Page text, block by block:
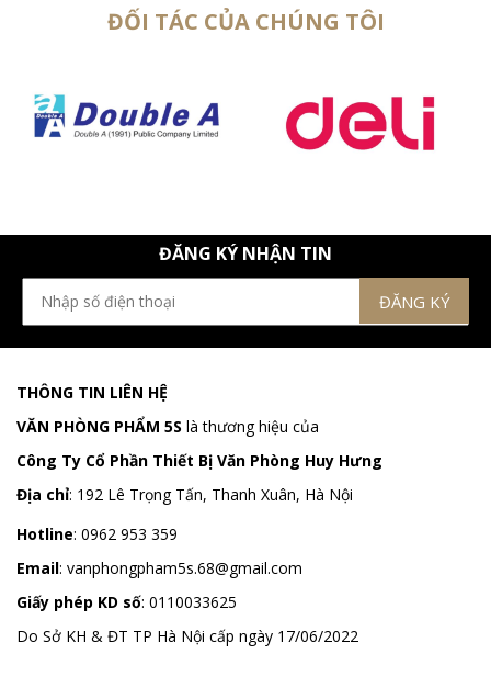
ĐỐI TÁC CỦA CHÚNG TÔI
ĐĂNG KÝ NHẬN TIN
THÔNG TIN LIÊN HỆ
VĂN PHÒNG PHẨM 5S là thương hiệu của
Công Ty Cổ Phần Thiết Bị Văn Phòng Huy Hưng
Địa chỉ: 192 Lê Trọng Tấn, Thanh Xuân, Hà Nội
Hotline: 0962 953 359
Email: vanphongpham5s.68@gmail.com
Giấy phép KD số: 0110033625
Do Sở KH & ĐT TP Hà Nội cấp ngày 17/06/2022